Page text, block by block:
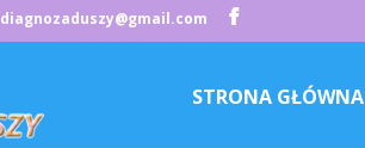
diagnozaduszy@gmail.com
STRONA GŁÓWNA